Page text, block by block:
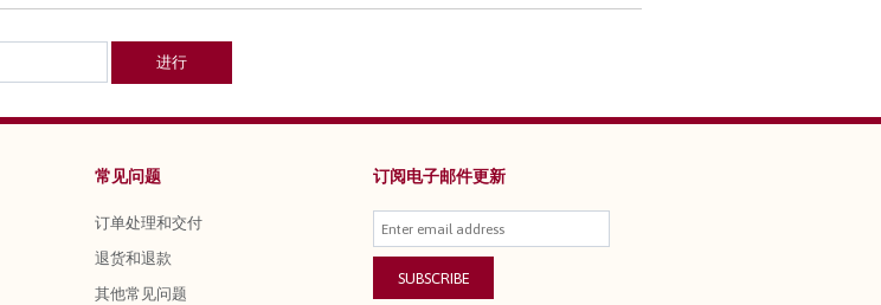
进行
常见问题
订单处理和交付
退货和退款
其他常见问题
订阅电子邮件更新
SUBSCRIBE